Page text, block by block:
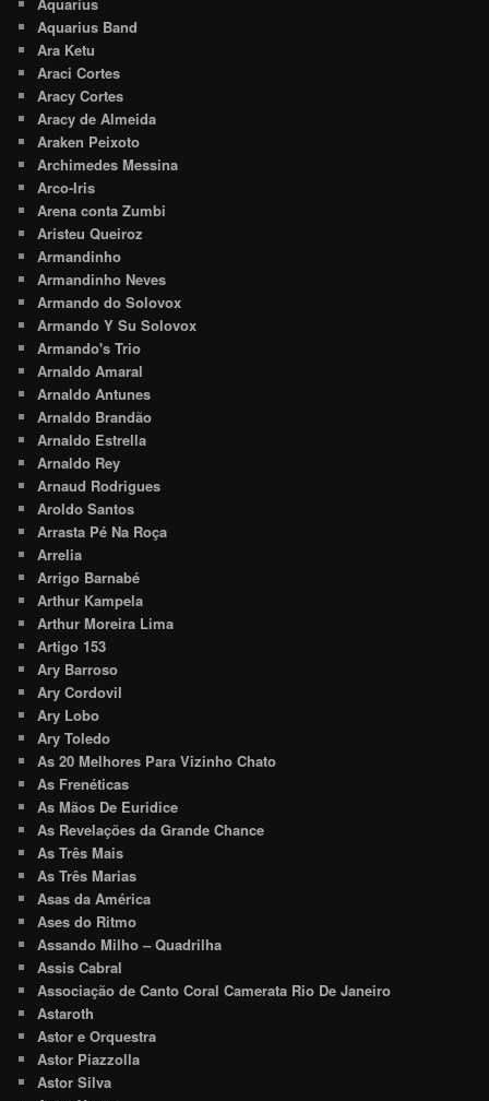
Aquarius Band
Ara Ketu
Araci Cortes
Aracy Cortes
Aracy de Almeida
Araken Peixoto
Archimedes Messina
Arco-Iris
Arena conta Zumbi
Aristeu Queiroz
Armandinho
Armandinho Neves
Armando do Solovox
Armando Y Su Solovox
Armando's Trio
Arnaldo Amaral
Arnaldo Antunes
Arnaldo Brandão
Arnaldo Estrella
Arnaldo Rey
Arnaud Rodrigues
Aroldo Santos
Arrasta Pé Na Roça
Arrelia
Arrigo Barnabé
Arthur Kampela
Arthur Moreira Lima
Artigo 153
Ary Barroso
Ary Cordovil
Ary Lobo
Ary Toledo
As 20 Melhores Para Vizinho Chato
As Frenéticas
As Mãos De Euridice
As Revelações da Grande Chance
As Três Mais
As Três Marias
Asas da América
Ases do Ritmo
Assando Milho – Quadrilha
Assis Cabral
Associação de Canto Coral Camerata Rio De Janeiro
Astaroth
Astor e Orquestra
Astor Piazzolla
Astor Silva